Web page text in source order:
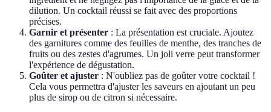
dilution. Un cocktail réussi se fait avec des proportions
précises.
Garnir et présenter : La présentation est cruciale. Ajoutez
des garnitures comme des feuilles de menthe, des tranches de
fruits ou des zestes d'agrumes. Un joli verre peut transformer
l'expérience de dégustation.
Goûter et ajuster : N'oubliez pas de goûter votre cocktail !
Cela vous permettra d'ajuster les saveurs en ajoutant un peu
plus de sirop ou de citron si nécessaire.